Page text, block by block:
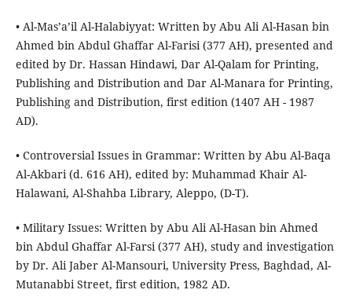
• Al-Mas’a’il Al-Halabiyyat: Written by Abu Ali Al-Hasan bin
Ahmed bin Abdul Ghaffar Al-Farisi (377 AH), presented and
edited by Dr. Hassan Hindawi, Dar Al-Qalam for Printing,
Publishing and Distribution and Dar Al-Manara for Printing,
Publishing and Distribution, first edition (1407 AH - 1987
AD).
• Controversial Issues in Grammar: Written by Abu Al-Baqa
Al-Akbari (d. 616 AH), edited by: Muhammad Khair Al-
Halawani, Al-Shahba Library, Aleppo, (D-T).
• Military Issues: Written by Abu Ali Al-Hasan bin Ahmed
bin Abdul Ghaffar Al-Farsi (377 AH), study and investigation
by Dr. Ali Jaber Al-Mansouri, University Press, Baghdad, Al-
Mutanabbi Street, first edition, 1982 AD.